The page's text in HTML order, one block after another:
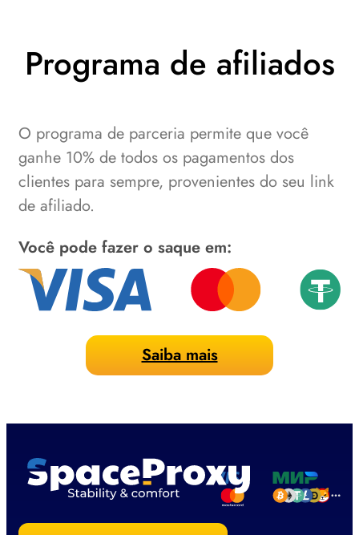
Programa de afiliados
O programa de parceria permite que você
ganhe 10% de todos os pagamentos dos
clientes para sempre, provenientes do seu link
de afiliado.
Você pode fazer o saque em:
Saiba mais